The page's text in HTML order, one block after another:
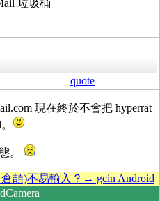
垃圾桶
quote
現在終於不會把 hyperrat
。
頡)不易輸入？→ gcin Android